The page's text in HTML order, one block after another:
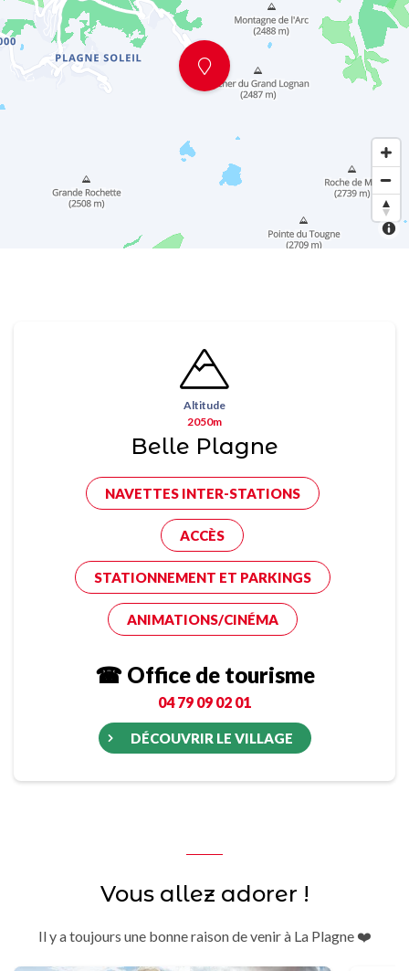
Altitude
2050m
Belle Plagne
NAVETTES INTER-STATIONS
ACCÈS
STATIONNEMENT ET PARKINGS
ANIMATIONS/CINÉMA
☎ Office de tourisme
04 79 09 02 01
DÉCOUVRIR LE VILLAGE
Vous allez adorer !
Il y a toujours une bonne raison de venir à La Plagne ❤️